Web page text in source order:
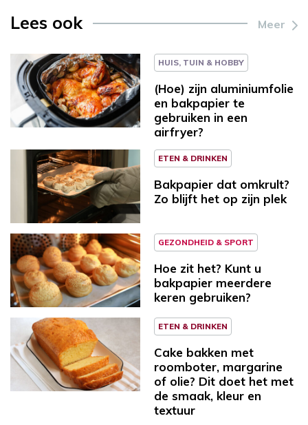
Lees ook Meer
HUIS, TUIN & HOBBY
(Hoe) zijn aluminiumfolie
en bakpapier te
gebruiken in een
airfryer?
ETEN & DRINKEN
Bakpapier dat omkrult?
Zo blijft het op zijn plek
GEZONDHEID & SPORT
Hoe zit het? Kunt u
bakpapier meerdere
keren gebruiken?
ETEN & DRINKEN
Cake bakken met
roomboter, margarine
of olie? Dit doet het met
de smaak, kleur en
textuur